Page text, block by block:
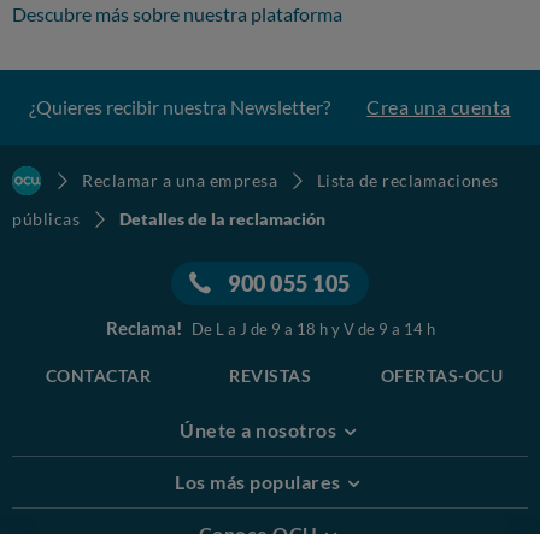
Descubre más sobre nuestra plataforma
¿Quieres recibir nuestra Newsletter? Crea una cuenta
Reclamar a una empresa
Lista de reclamaciones
públicas
Detalles de la reclamación
900 055 105
Reclama! De L a J de 9 a 18 h y V de 9 a 14 h
CONTACTAR REVISTAS OFERTAS-OCU
Únete a nosotros
Los más populares